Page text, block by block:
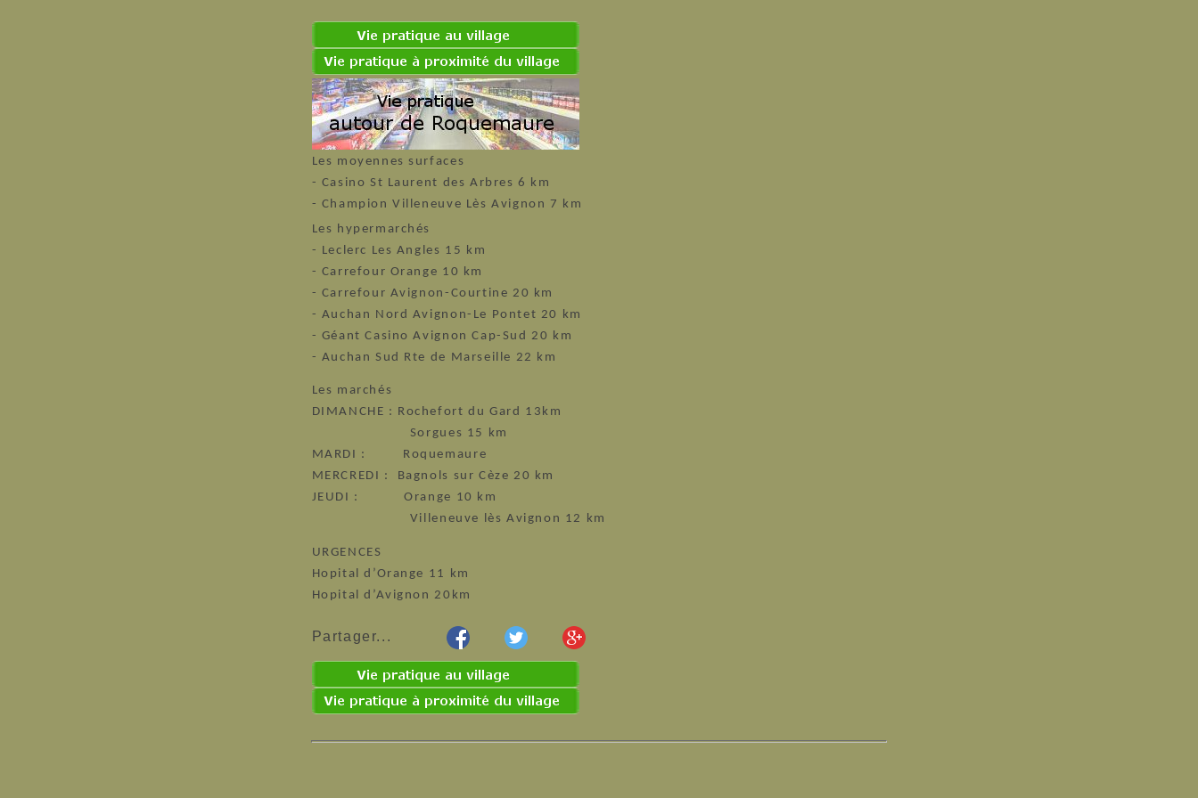
Les moyennes surfaces
- Casino St Laurent des Arbres 6 km
- Champion Villeneuve Lès Avignon 7 km
Les hypermarchés
- Leclerc Les Angles 15 km
- Carrefour Orange 10 km
- Carrefour Avignon-Courtine 20 km
- Auchan Nord Avignon-Le Pontet 20 km
- Géant Casino Avignon Cap-Sud 20 km
- Auchan Sud Rte de Marseille 22 km
Les marchés
DIMANCHE : Rochefort du Gard 13km
Sorgues 15 km
MARDI : Roquemaure
MERCREDI : Bagnols sur Cèze 20 km
JEUDI : Orange 10 km
Villeneuve lès Avignon 12 km
URGENCES
Hopital d’Orange 11 km
Hopital d’Avignon 20km
Partager...